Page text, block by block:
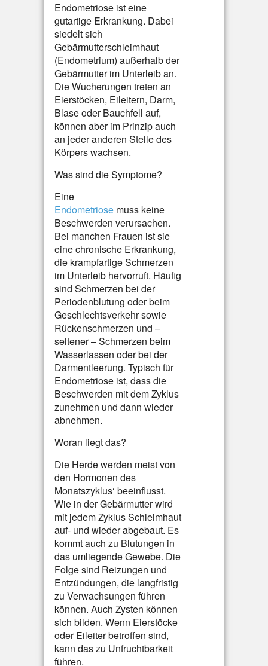
Endometriose ist eine
gutartige Erkrankung. Dabei
siedelt sich
Gebärmutterschleimhaut
(Endometrium) außerhalb der
Gebärmutter im Unterleib an.
Die Wucherungen treten an
Eierstöcken, Eileitern, Darm,
Blase oder Bauchfell auf,
können aber im Prinzip auch
an jeder anderen Stelle des
Körpers wachsen.
Was sind die Symptome?
Eine
Endometriose muss keine
Beschwerden verursachen.
Bei manchen Frauen ist sie
eine chronische Erkrankung,
die krampfartige Schmerzen
im Unterleib hervorruft. Häufig
sind Schmerzen bei der
Periodenblutung oder beim
Geschlechtsverkehr sowie
Rückenschmerzen und –
seltener – Schmerzen beim
Wasserlassen oder bei der
Darmentleerung. Typisch für
Endometriose ist, dass die
Beschwerden mit dem Zyklus
zunehmen und dann wieder
abnehmen.
Woran liegt das?
Die Herde werden meist von
den Hormonen des
Monatszyklus‘ beeinflusst.
Wie in der Gebärmutter wird
mit jedem Zyklus Schleimhaut
auf- und wieder abgebaut. Es
kommt auch zu Blutungen in
das umliegende Gewebe. Die
Folge sind Reizungen und
Entzündungen, die langfristig
zu Verwachsungen führen
können. Auch Zysten können
sich bilden. Wenn Eierstöcke
oder Eileiter betroffen sind,
kann das zu Unfruchtbarkeit
führen.